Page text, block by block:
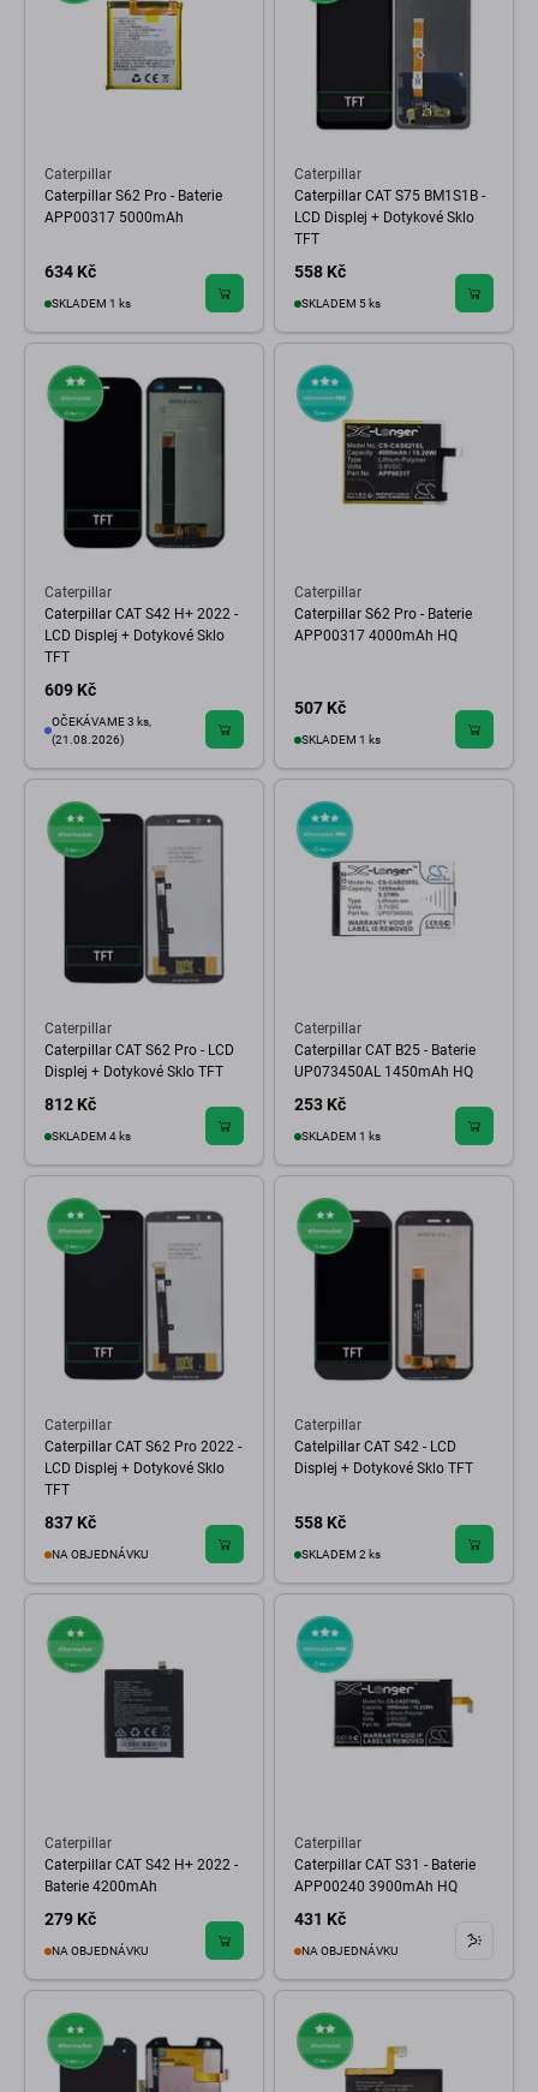
Caterpillar
Caterpillar S62 Pro - Baterie
APP00317 5000mAh
634 Kč
SKLADEM 1 ks
Caterpillar
Caterpillar CAT S75 BM1S1B -
LCD Displej + Dotykové Sklo
TFT
558 Kč
SKLADEM 5 ks
Caterpillar
Caterpillar CAT S42 H+ 2022 -
LCD Displej + Dotykové Sklo
TFT
609 Kč
OČEKÁVAME 3 ks,
(21.08.2026)
Caterpillar
Caterpillar S62 Pro - Baterie
APP00317 4000mAh HQ
507 Kč
SKLADEM 1 ks
Caterpillar
Caterpillar CAT S62 Pro - LCD
Displej + Dotykové Sklo TFT
812 Kč
SKLADEM 4 ks
Caterpillar
Caterpillar CAT B25 - Baterie
UP073450AL 1450mAh HQ
253 Kč
SKLADEM 1 ks
Caterpillar
Caterpillar CAT S62 Pro 2022 -
LCD Displej + Dotykové Sklo
TFT
837 Kč
NA OBJEDNÁVKU
Caterpillar
Catelpillar CAT S42 - LCD
Displej + Dotykové Sklo TFT
558 Kč
SKLADEM 2 ks
Caterpillar
Caterpillar CAT S42 H+ 2022 -
Baterie 4200mAh
279 Kč
NA OBJEDNÁVKU
Caterpillar
Caterpillar CAT S31 - Baterie
APP00240 3900mAh HQ
431 Kč
NA OBJEDNÁVKU